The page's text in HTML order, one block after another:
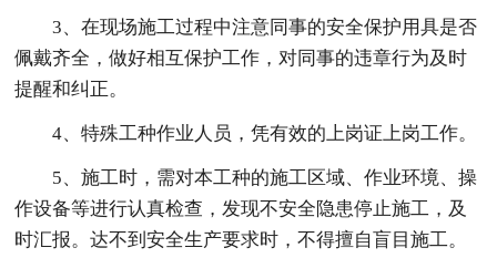
3、在现场施工过程中注意同事的安全保护用具是否
佩戴齐全，做好相互保护工作，对同事的违章行为及时
提醒和纠正。
4、特殊工种作业人员，凭有效的上岗证上岗工作。
5、施工时，需对本工种的施工区域、作业环境、操
作设备等进行认真检查，发现不安全隐患停止施工，及
时汇报。达不到安全生产要求时，不得擅自盲目施工。